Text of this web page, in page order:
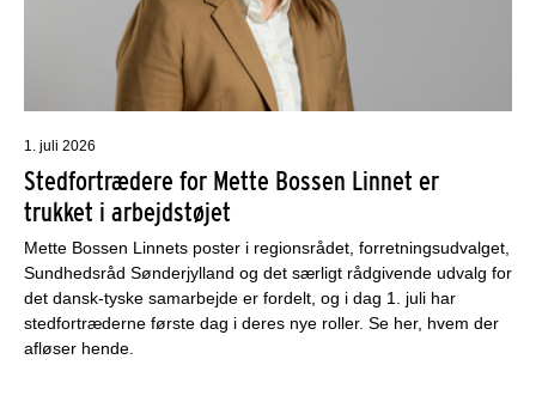
1. juli 2026
Stedfortrædere for Mette Bossen Linnet er
trukket i arbejdstøjet
Mette Bossen Linnets poster i regionsrådet, forretningsudvalget,
Sundhedsråd Sønderjylland og det særligt rådgivende udvalg for
det dansk-tyske samarbejde er fordelt, og i dag 1. juli har
stedfortræderne første dag i deres nye roller. Se her, hvem der
afløser hende.